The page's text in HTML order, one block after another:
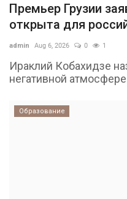
Премьер Грузии
открыта для
admin Aug 6, 2026 0 1
Ираклий Кобахидзе
негативной
Образование